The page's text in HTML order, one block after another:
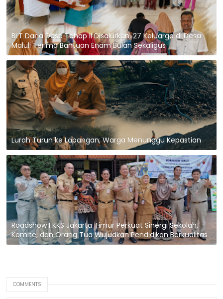
BLT Dana Desa Tahap II Disalurkan, 27 Keluarga di Desa
Maluli Terima Bantuan Enam Bulan Sekaligus
Lurah Turun ke Lapangan, Warga Menunggu Kepastian
Roadshow FKKS Jakarta Timur Perkuat Sinergi Sekolah,
Komite, dan Orang Tua Wujudkan Pendidikan Berkualitas
COMMENTS